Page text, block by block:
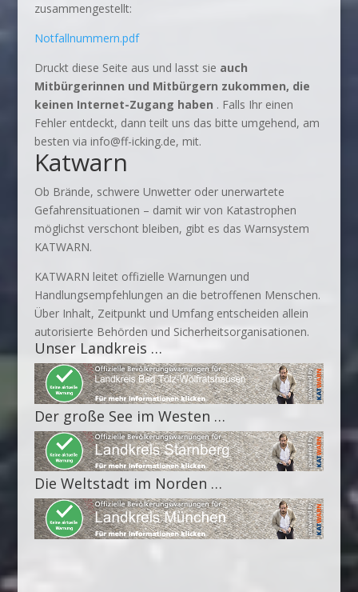
zusammengestellt:
Notfallnummern.pdf
Druckt diese Seite aus und lasst sie auch
Mitbürgerinnen und Mitbürgern zukommen, die
keinen Internet-Zugang haben . Falls Ihr einen
Fehler entdeckt, dann teilt uns das bitte umgehend, am
besten via info@ff-icking.de, mit.
Katwarn
Ob Brände, schwere Unwetter oder unerwartete
Gefahrensituationen – damit wir von Katastrophen
möglichst verschont bleiben, gibt es das Warnsystem
KATWARN.
KATWARN leitet offizielle Warnungen und
Handlungsempfehlungen an die betroffenen Menschen.
Über Inhalt, Zeitpunkt und Umfang entscheiden allein
autorisierte Behörden und Sicherheitsorganisationen.
Unser Landkreis …
Der große See im Westen …
Die Weltstadt im Norden …